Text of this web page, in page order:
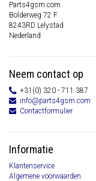
Parts4gsm.com
Bolderweg 72 F
8243RD Lelystad
Nederland
Neem contact op
+31(0) 320 - 711 387
info@parts4gsm.com
Contactformulier
Informatie
Klantenservice
Algemene voorwaarden